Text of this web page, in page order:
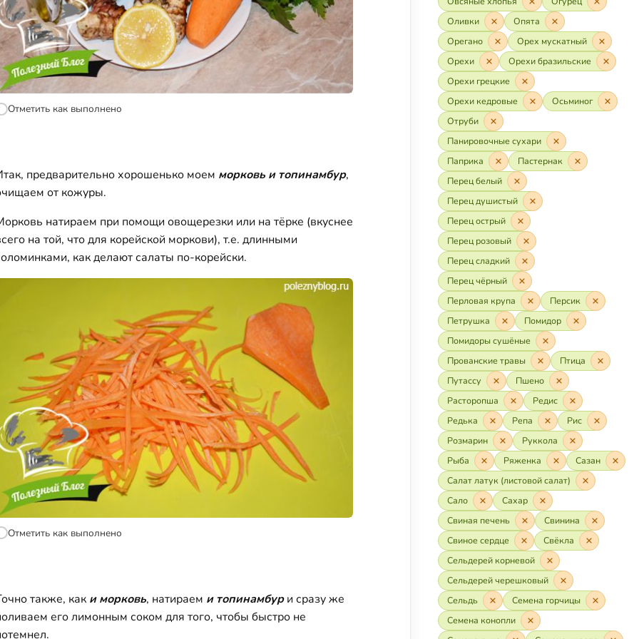
Отметить как выполнено
предварительно хорошенько моем морковь и топинамбур,
от кожуры.
натираем при помощи овощерезки или на тёрке (вкуснее
на той, что для корейской моркови), т.е. длинными
как делают салаты по-корейски.
Отметить как выполнено
также, как и морковь, натираем и топинамбури сразу же
его лимонным соком для того, чтобы быстро не
Оливки
Опята
Орегано
Орех мускатный
Орехи
Орехи бразильские
Орехи грецкие
Орехи кедровые
Осьминог
Отруби
Панировочные сухари
Паприка
Пастернак
Перец белый
Перец душистый
Перец острый
Перец розовый
Перец сладкий
Перец чёрный
Перловая крупа
Персик
Петрушка
Помидор
Помидоры сушёные
Прованские травы
Птица
Путассу
Пшено
Расторопша
Редис
Редька
Репа
Рис
Розмарин
Руккола
Рыба
Ряженка
Сазан
Салат латук (листовой салат)
Сало
Сахар
Свиная печень
Свинина
Свиное сердце
Свёкла
Сельдерей корневой
Сельдерей черешковый
Сельдь
Семена горчицы
Семена конопли